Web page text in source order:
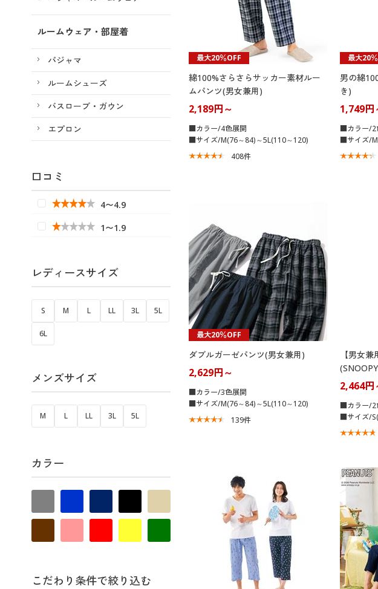
最大20％OFF
綿100%さらさらサッカー素材ルー
ムパンツ(男女兼用)
2,189円～
■カラー/4色展開
■サイズ/M(76～84)～5L(110～120)
408件
最大20
男の綿
き)
1,749円
■カラー/2
■サイズ/
最大20％OFF
ダブルガーゼパンツ(男女兼用)
2,629円～
■カラー/3色展開
■サイズ/M(76～84)～5L(110～120)
139件
【男女
2,464円
■カラー/2
■サイズ/
ルームウェア・部屋着
パジャマ
ルームシューズ
バスローブ・ガウン
エプロン
口コミ
4〜4.9
1〜1.9
レディースサイズ
S M L LL 3L 5L
6L
メンズサイズ
M L LL 3L 5L
カラー
こだわり条件で絞り込む